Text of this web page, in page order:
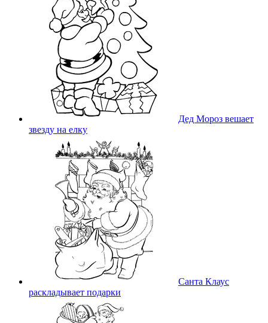
Дед Мороз вешает
звезду на елку
Санта Клаус
раскладывает подарки